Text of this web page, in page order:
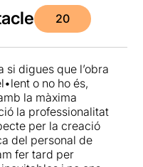
20
si digues que l’obra
o no ho és,
la màxima
la professionalitat
per la creació
del personal de
fer tard per